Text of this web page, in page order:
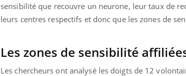
sensibilité que recouvre un neurone, leur taux de
leurs centres respectifs et donc que les zones de
Les zones de sensibilité
Les chercheurs ont analysé les doigts de 12